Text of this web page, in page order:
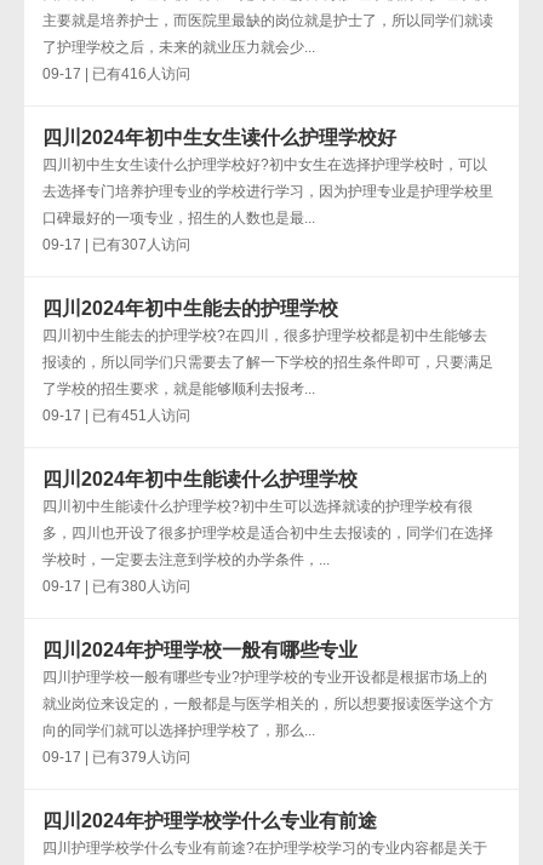
主要就是培养护士，而医院里最缺的岗位就是护士了，所以同学们就读
了护理学校之后，未来的就业压力就会少...
09-17 | 已有416人访问
四川2024年初中生女生读什么护理学校好
四川初中生女生读什么护理学校好?初中女生在选择护理学校时，可以
去选择专门培养护理专业的学校进行学习，因为护理专业是护理学校里
口碑最好的一项专业，招生的人数也是最...
09-17 | 已有307人访问
四川2024年初中生能去的护理学校
四川初中生能去的护理学校?在四川，很多护理学校都是初中生能够去
报读的，所以同学们只需要去了解一下学校的招生条件即可，只要满足
了学校的招生要求，就是能够顺利去报考...
09-17 | 已有451人访问
四川2024年初中生能读什么护理学校
四川初中生能读什么护理学校?初中生可以选择就读的护理学校有很
多，四川也开设了很多护理学校是适合初中生去报读的，同学们在选择
学校时，一定要去注意到学校的办学条件，...
09-17 | 已有380人访问
四川2024年护理学校一般有哪些专业
四川护理学校一般有哪些专业?护理学校的专业开设都是根据市场上的
就业岗位来设定的，一般都是与医学相关的，所以想要报读医学这个方
向的同学们就可以选择护理学校了，那么...
09-17 | 已有379人访问
四川2024年护理学校学什么专业有前途
四川护理学校学什么专业有前途?在护理学校学习的专业内容都是关于